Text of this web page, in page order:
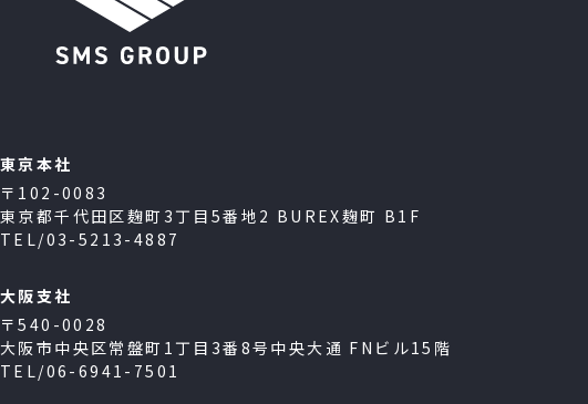
東京本社
〒102-0083
東京都千代田区麹町3丁目5番地2 BUREX麹町 B1F
TEL/03-5213-4887
大阪支社
〒540-0028
大阪市中央区常盤町1丁目3番8号中央大通 FNビル15階
TEL/06-6941-7501